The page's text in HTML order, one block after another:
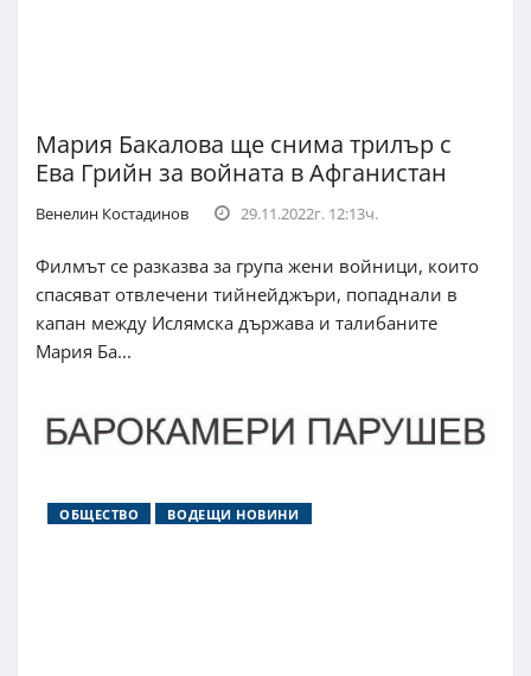
Мария Бакалова ще снима трилър с
Ева Грийн за войната в Афганистан
Венелин Костадинов 29.11.2022г. 12:13ч.
Филмът се разказва за група жени войници, които
спасяват отвлечени тийнейджъри, попаднали в
капан между Ислямска държава и талибаните
Мария Ба...
ОБЩЕСТВО ВОДЕЩИ НОВИНИ